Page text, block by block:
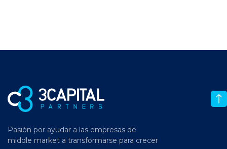
Pasión por ayudar a las empresas de
middle market a transformarse para crecer